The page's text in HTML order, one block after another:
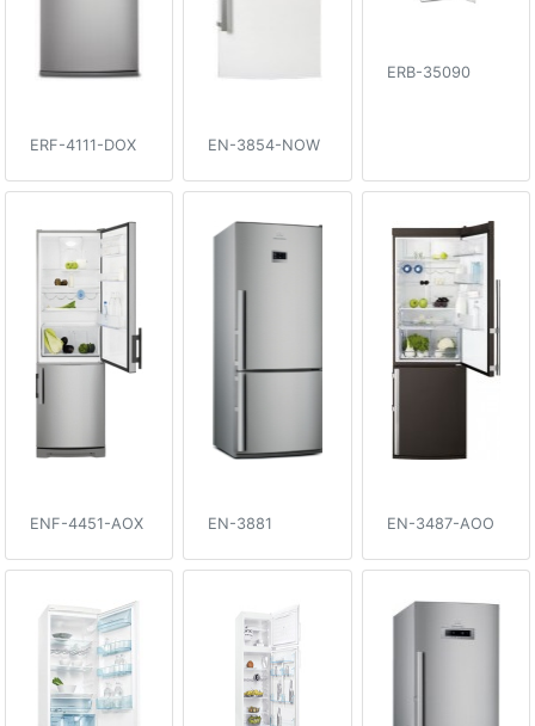
ERF-4111-DOX EN-3854-NOW
ERB-35090
ENF-4451-AOX EN-3881 EN-3487-AOO